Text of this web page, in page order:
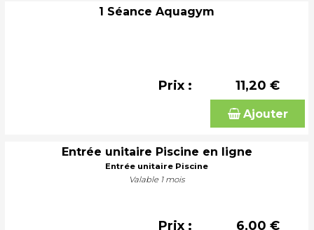
1 Séance Aquagym
Prix : 11,20 €
Ajouter
Entrée unitaire Piscine en ligne
Entrée unitaire Piscine
Valable 1 mois
Prix : 6,00 €